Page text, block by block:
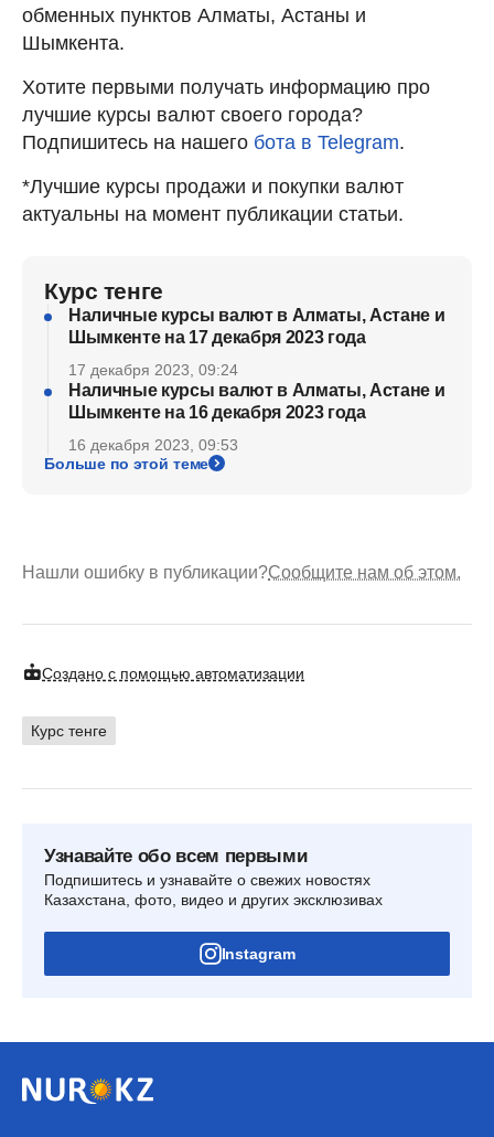
обменных пунктов Алматы, Астаны и
Шымкента.
Хотите первыми получать информацию про
лучшие курсы валют своего города?
Подпишитесь на нашего бота в Telegram.
*Лучшие курсы продажи и покупки валют
актуальны на момент публикации статьи.
Курс тенге
Наличные курсы валют в Алматы, Астане и
Шымкенте на 17 декабря 2023 года
17 декабря 2023, 09:24
Наличные курсы валют в Алматы, Астане и
Шымкенте на 16 декабря 2023 года
16 декабря 2023, 09:53
Больше по этой теме
Нашли ошибку в публикации?Сообщите нам об этом.
Создано с помощью автоматизации
Курс тенге
Узнавайте обо всем первыми
Подпишитесь и узнавайте о свежих новостях
Казахстана, фото, видео и других эксклюзивах
Instagram